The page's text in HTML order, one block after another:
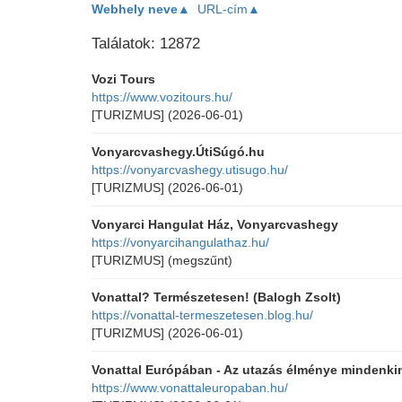
Webhely neve▲ URL-cím▲
Találatok: 12872
Vozi Tours
https://www.vozitours.hu/
[TURIZMUS] (2026-06-01)
Vonyarcvashegy.ÚtiSúgó.hu
https://vonyarcvashegy.utisugo.hu/
[TURIZMUS] (2026-06-01)
Vonyarci Hangulat Ház, Vonyarcvashegy
https://vonyarcihangulathaz.hu/
[TURIZMUS] (megszűnt)
Vonattal? Természetesen! (Balogh Zsolt)
https://vonattal-termeszetesen.blog.hu/
[TURIZMUS] (2026-06-01)
Vonattal Európában - Az utazás élménye
https://www.vonattaleuropaban.hu/